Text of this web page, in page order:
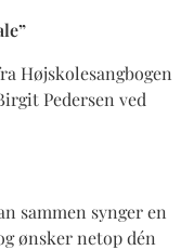
Højskolesangbogen
Pedersen ved
sammen synger en
ønsker netop dén